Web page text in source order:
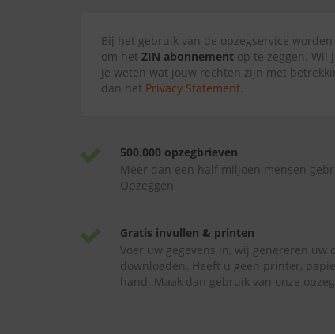
Bij het gebruik van de opzegservice
om het ZIN abonnement op te zeggen. Wil
je weten wat jouw rechten zijn met
dan het Privacy Statement.
500.000 opzegbrieven
Meer dan een half miljoen mensen
Opzeggen
Gratis invullen & printen
Voer uw gegevens in, wij genereren uw
downloaden. Heeft u geen printer,
hand. Maak dan gebruik van onze